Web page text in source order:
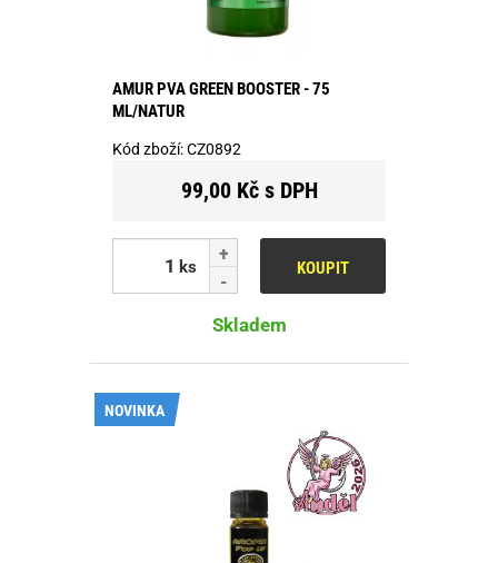
AMUR PVA GREEN BOOSTER - 75
ML/NATUR
Kód zboží:CZ0892
99,00 Kč s DPH
ks KOUPIT
Skladem
NOVINKA